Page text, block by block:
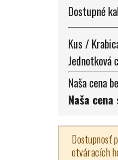
Dostupné
Kus /
Jednotková
Naša cena
Naša
Dostupnosť
otváracích